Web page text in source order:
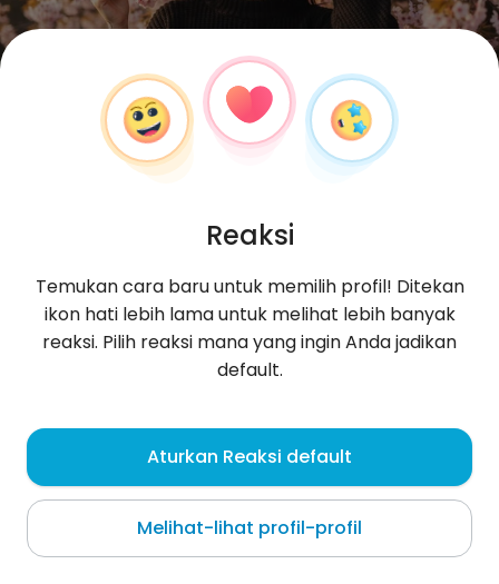
Klaudia , 29
Poznań
Reaksi
Temukan cara baru untuk memilih profil! Ditekan
ikon hati lebih lama untuk melihat lebih banyak
reaksi. Pilih reaksi mana yang ingin Anda jadikan
default.
Aturkan Reaksi default
Melihat-lihat profil-profil